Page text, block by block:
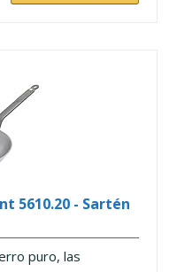
5610.20 - Sartén
puro, las